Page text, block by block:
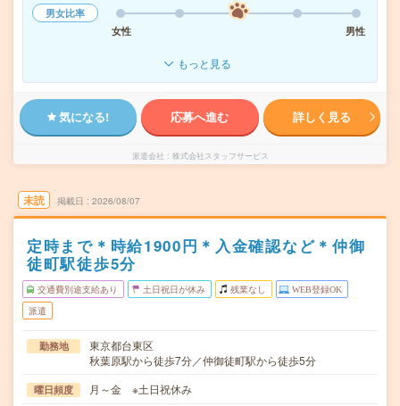
男女比率
女性
男性
もっと見る
気になる! 応募へ進む 詳しく見る
派遣会社 株式会社スタッフサービス
未読 掲載日 2026/08/07
定時まで＊時給1900円＊入金確認など＊仲御
徒町駅徒歩5分
交通費別途支給あり 土日祝日が休み 残業なし WEB登録OK
派遣
勤務地
東京都台東区
秋葉原駅から徒歩7分／仲御徒町駅から徒歩5分
曜日頻度 月～金 ※土日祝休み